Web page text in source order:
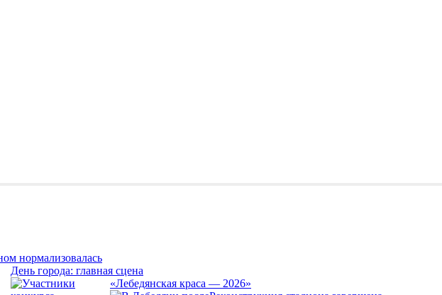
нормализовалась
День города: главная сцена
«Лебедянская краса — 2026»